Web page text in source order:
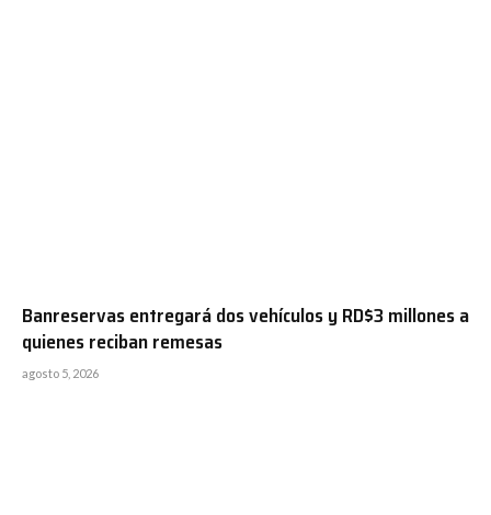
Banreservas entregará dos vehículos y RD$3 millones a
quienes reciban remesas
agosto 5, 2026